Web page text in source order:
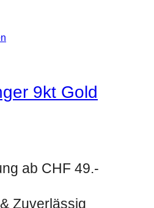
9kt Gold
ab CHF 49.-
Zuverlässig